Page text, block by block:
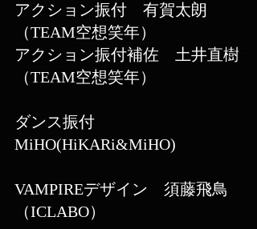
アクション振付　有賀太朗
（TEAM空想笑年）
アクション振付補佐　土井直樹
（TEAM空想笑年）
ダンス振付
MiHO(HiKARi&MiHO)
VAMPIREデザイン　須藤飛鳥
（ICLABO）